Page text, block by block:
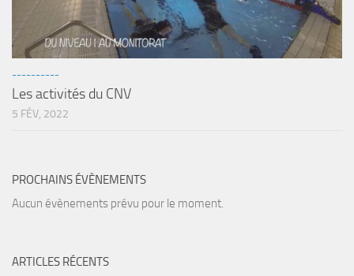
sorties 2017
Sorties 2016
Sorties 2015
Sorties 2014
BIO SUB
----------
Les activités du CNV
5 FÉV, 2022
PROCHAINS ÉVÈNEMENTS
Aucun évènements prévu pour le moment.
ARTICLES RÉCENTS